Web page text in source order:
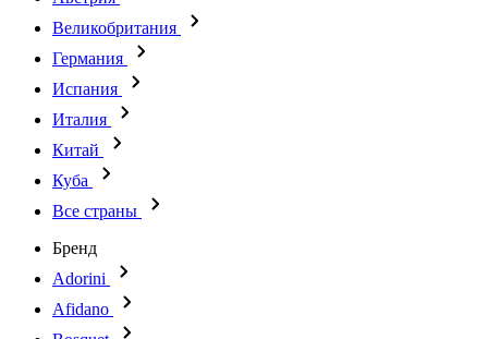
Великобритания
Германия
Испания
Италия
Китай
Куба
Все страны
Бренд
Adorini
Afidano